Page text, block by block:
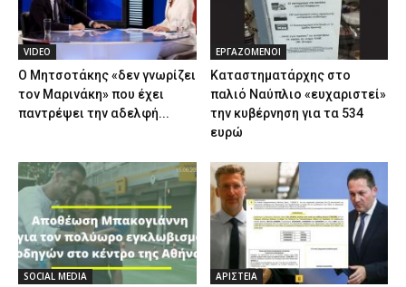
VIDEO
Ο Μητσοτάκης «δεν γνωρίζει
τον Μαρινάκη» που έχει
παντρέψει την αδελφή...
ΕΡΓΑΖΟΜΕΝΟΙ
Καταστηματάρχης στο
παλιό Ναύπλιο «ευχαριστεί»
την κυβέρνηση για τα 534
ευρώ
SOCIAL MEDIA ΑΡΙΣΤΕΙΑ